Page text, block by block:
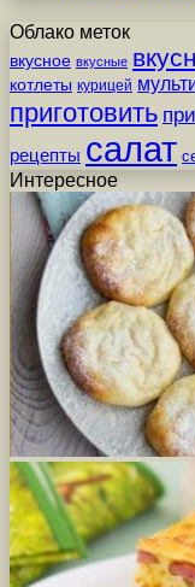
Облако меток
вкусное вкусные
котлеты курицей
приготовить
рецепты салат
Интересное